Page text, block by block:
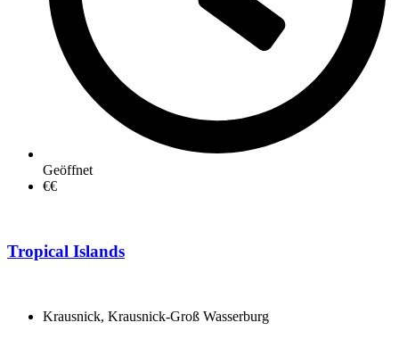
Geöffnet
€€
Tropical Islands
Krausnick, Krausnick-Groß Wasserburg